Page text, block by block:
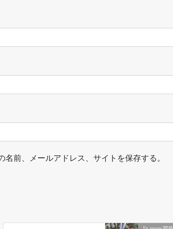
前、メールアドレス、サイトを保存する。